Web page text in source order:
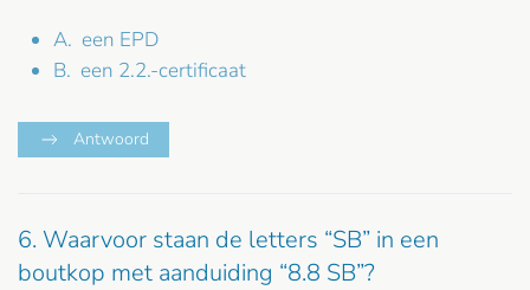
A. een EPD
B. een 2.2.-certificaat
Antwoord
6. Waarvoor staan de letters “SB” in een
boutkop met aanduiding “8.8 SB”?